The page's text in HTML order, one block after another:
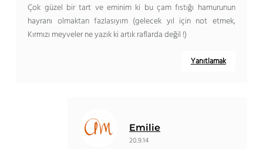
Çok güzel bir tart ve eminim ki bu çam fıstığı hamurunun
hayranı olmaktan fazlasıyım (gelecek yıl için not etmek,
Kırmızı meyveler ne yazık ki artık raflarda değil !)
Yanıtlamak
Emilie
20.9.14